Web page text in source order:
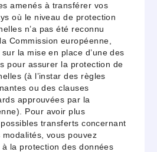
amenés à transférer vos
où le niveau de protection
n’a pas été reconnu
Commission européenne,
la mise en place d’une des
pour assurer la protection de
(à l’instar des règles
ou des clauses
approuvées par la
Pour avoir plus
transferts concernant
vous pouvez
la protection des données